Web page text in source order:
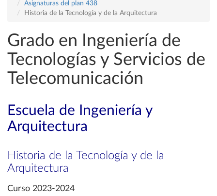
Asignaturas del plan 438
Historia de la Tecnología y de la Arquitectura
Grado en Ingeniería de
Tecnologías y Servicios de
Telecomunicación
Escuela de Ingeniería y
Arquitectura
Historia de la Tecnología y de la
Arquitectura
Curso 2023-2024